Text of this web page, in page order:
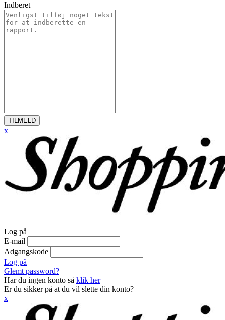
Indberet
TILMELD
x
Log på
E-mail
Adgangskode
Log på
Glemt password?
Har du ingen konto så klik her
Er du sikker på at du vil slette din konto?
x